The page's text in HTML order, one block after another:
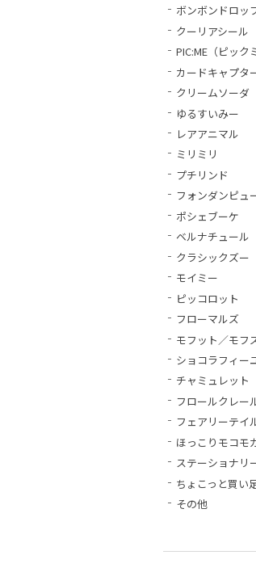
ボンボンドロッ
クーリアシール
PIC:ME（ピック
カードキャプタ
クリームソーダ
ゆるすいみー
レアアニマル
ミリミリ
プチリンド
フォンダンピュ
ポシェブーケ
ベルナチュール
クラシックズー
モイミー
ピッコロット
フローマルズ
モフット／モフ
ショコラフィー
チャミュレット
フロールクレー
フェアリーテイ
ほっこりモコモ
ステーショナリ
ちょこっと買い
その他